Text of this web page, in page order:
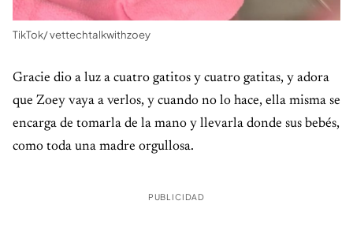
TikTok/ vettechtalkwithzoey
Gracie dio a luz a cuatro gatitos y cuatro gatitas, y adora
que Zoey vaya a verlos, y cuando no lo hace, ella misma se
encarga de tomarla de la mano y llevarla donde sus bebés,
como toda una madre orgullosa.
PUBLICIDAD